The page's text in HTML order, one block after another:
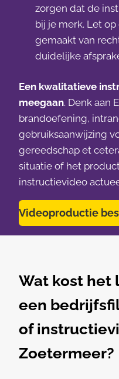
zorgen dat de
bij je merk. Let
gemaakt van
duidelijke
Een kwalitatieve
meegaan. Denk aan
brandoefening,
gebruiksaanwijzing
gereedschap et
situatie of het
instructievideo
Videoproductie
Wat kost het
een
of
Zoetermeer?